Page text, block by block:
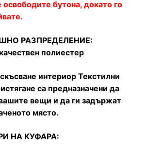
освободите бутона, докато го
РАЗПРЕДЕЛЕНИЕ:
полиестер
интериор Текстилни
са предназначени да
вещи и да ги задържат
място.
НА КУФАРА: